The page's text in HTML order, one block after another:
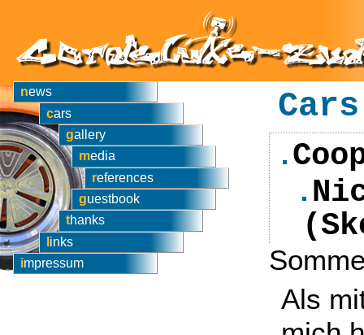
news
cars
gallery
media
references
guestbook
thanks
links
impressum
Cars
Als